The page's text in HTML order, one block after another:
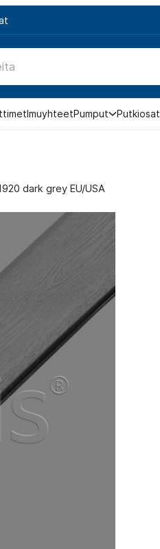
ImuyhteetPumput Putkiosat
dark grey EU/USA